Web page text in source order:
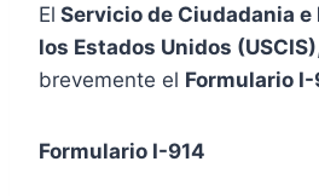
El Servicio de Ciudadania
los Estados Unidos (USCIS)
brevemente el Formulario I-
Formulario I-914